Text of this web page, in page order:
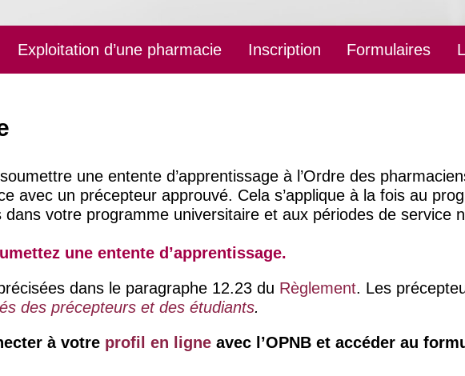
Exploitation d’une pharmacie Inscription Formulaires
une entente d’apprentissage à l’Ordre des
avec un précepteur approuvé. Cela s’applique à la fois au
dans votre programme universitaire et aux périodes de service
une entente d’apprentissage.
dans le paragraphe 12.23 du Règlement. Les
des précepteurs et des étudiants.
à votre profil en ligneavec l’OPNB et accéder au